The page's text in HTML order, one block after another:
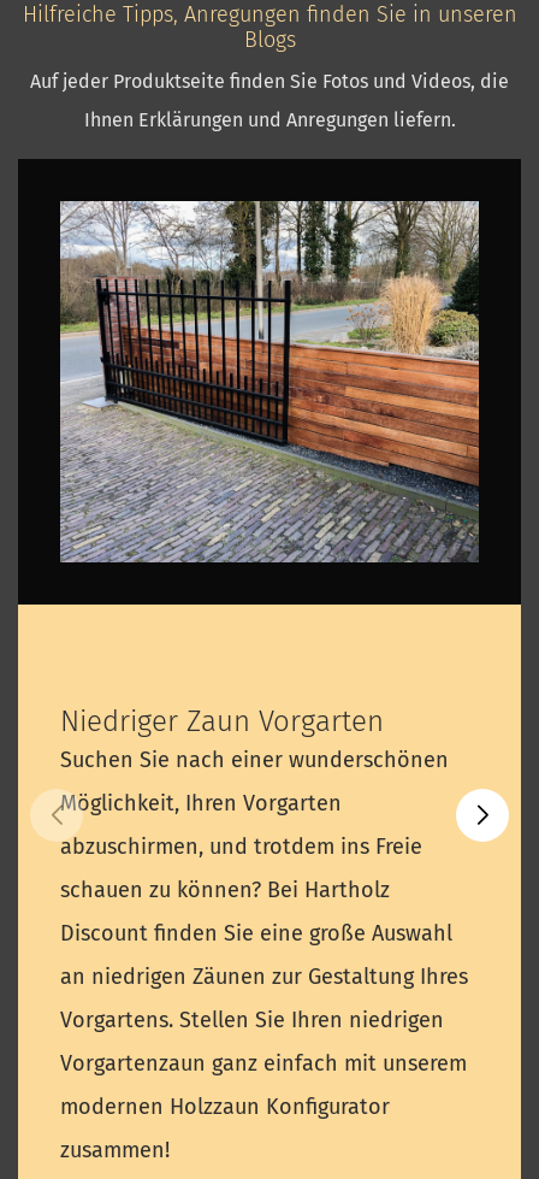
Hilfreiche Tipps, Anregungen finden Sie in unseren
Blogs
Auf jeder Produktseite finden Sie Fotos und Videos, die
Ihnen Erklärungen und Anregungen liefern.
Niedriger Zaun Vorgarten
Suchen Sie nach einer wunderschönen
Möglichkeit, Ihren Vorgarten
abzuschirmen, und trotdem ins Freie
schauen zu können? Bei Hartholz
Discount finden Sie eine große Auswahl
an niedrigen Zäunen zur Gestaltung Ihres
Vorgartens. Stellen Sie Ihren niedrigen
Vorgartenzaun ganz einfach mit unserem
modernen Holzzaun Konfigurator
zusammen!